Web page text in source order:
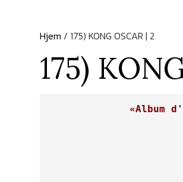
Hjem / 175) KONG OSCAR | 2
175)
«Album